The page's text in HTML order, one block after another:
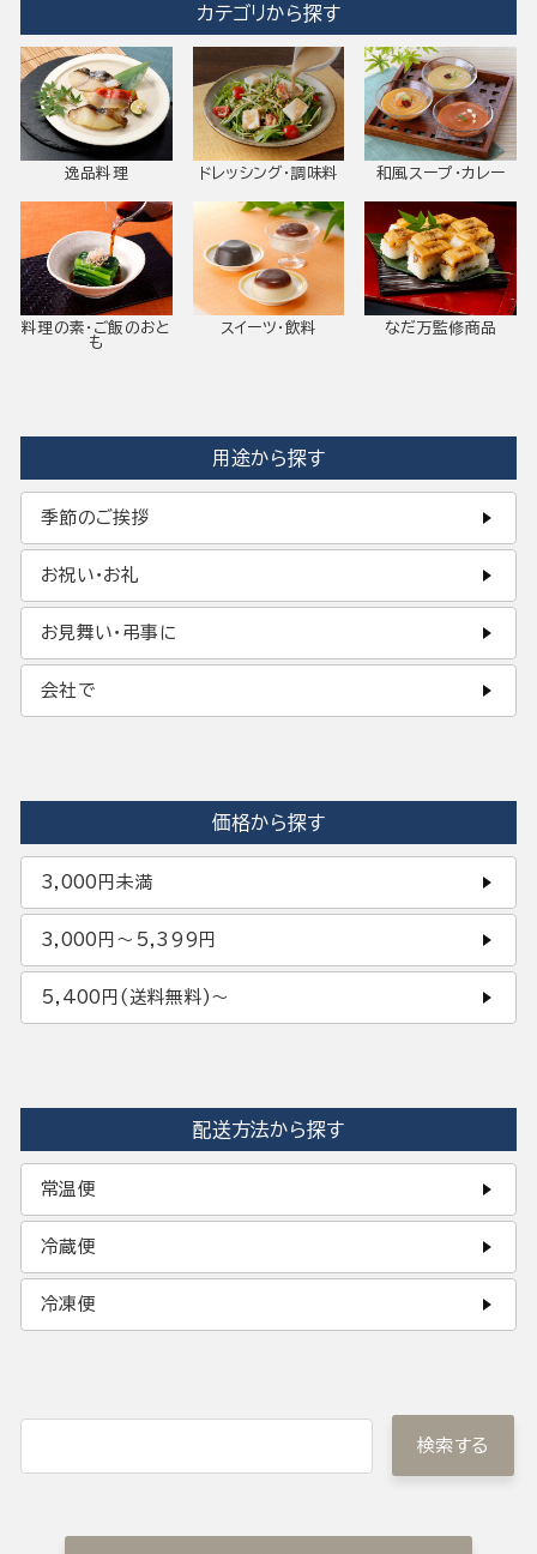
カテゴリから探す
逸品料理 ドレッシング・調味料 和風スープ・カレー
料理の素・ご飯のおと
も
スイーツ・飲料 なだ万監修商品
用途から探す
季節のご挨拶
お祝い・お礼
お見舞い・弔事に
会社で
価格から探す
3,000円未満
3,000円〜5,399円
5,400円(送料無料)〜
配送方法から探す
常温便
冷蔵便
冷凍便
検索する